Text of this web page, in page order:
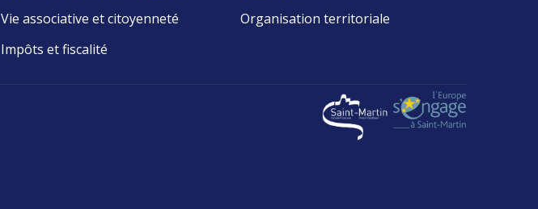
Vie associative et citoyenneté
Organisation territoriale
Impôts et fiscalité